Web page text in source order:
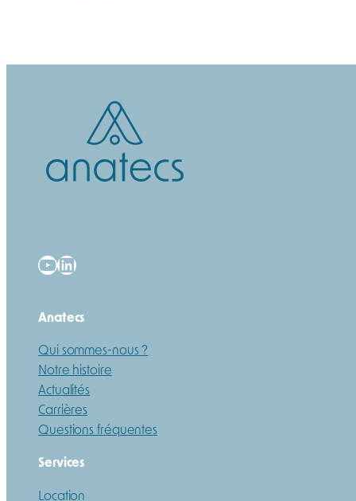
YouTube
LinkedIn
Anatecs
Qui sommes-nous ?
Notre histoire
Actualités
Carrières
Questions fréquentes
Services
Location